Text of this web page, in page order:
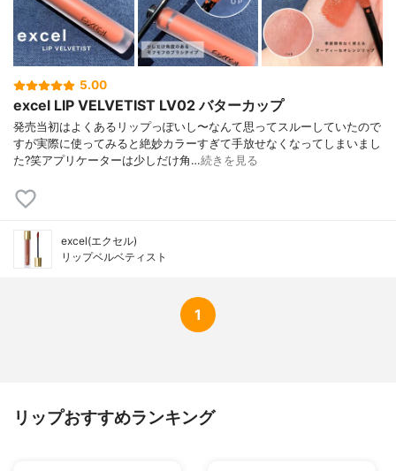
5.00
excel LIP VELVETIST LV02 バターカップ
発売当初はよくあるリップっぽいし〜なんて思ってスルーしていたので
すが実際に使ってみると絶妙カラーすぎて手放せなくなってしまいまし
た?笑アプリケーターは少しだけ角…続きを見る
excel(エクセル)
リップベルベティスト
1
リップおすすめランキング